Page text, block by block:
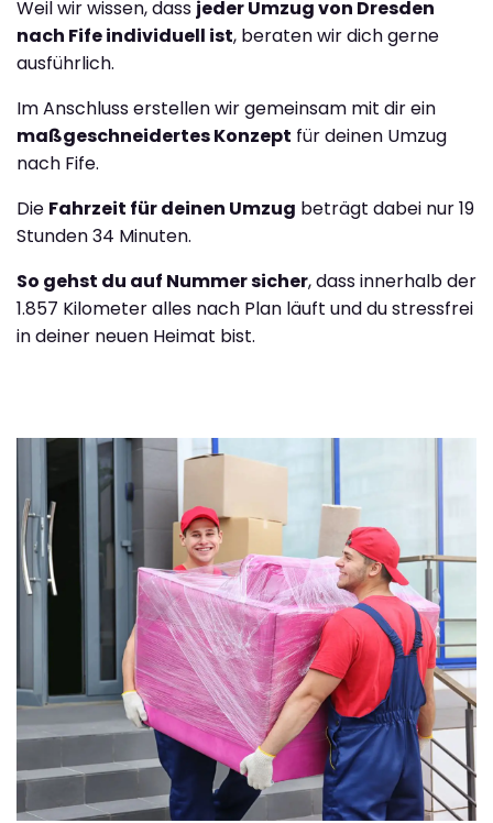
Weil wir wissen, dass jeder Umzug von Dresden
nach Fife individuell ist, beraten wir dich gerne
ausführlich.
Im Anschluss erstellen wir gemeinsam mit dir ein
maßgeschneidertes Konzept für deinen Umzug
nach Fife.
Die Fahrzeit für deinen Umzug beträgt dabei nur 19
Stunden 34 Minuten.
So gehst du auf Nummer sicher, dass innerhalb der
1.857 Kilometer alles nach Plan läuft und du stressfrei
in deiner neuen Heimat bist.